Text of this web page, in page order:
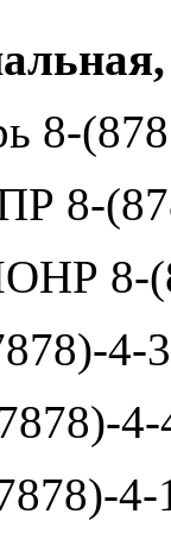
8-
8-
8-
4-